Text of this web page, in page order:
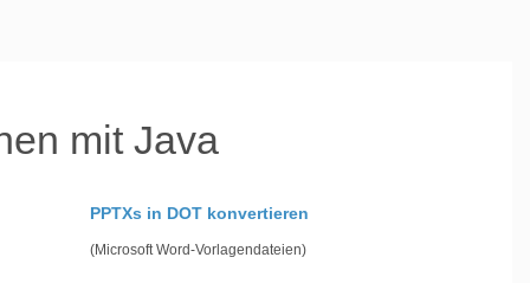
mit Java
PPTXs in DOT konvertieren
(Microsoft Word-Vorlagendateien)